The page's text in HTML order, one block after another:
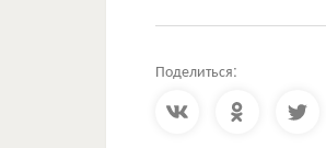
Поделиться: